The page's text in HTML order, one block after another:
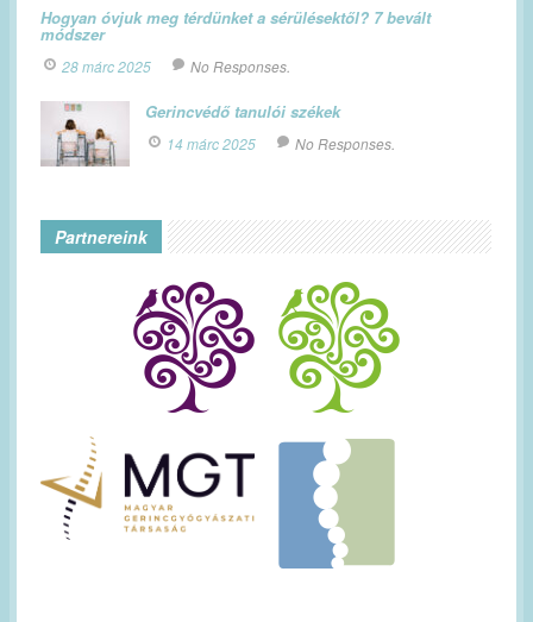
Hogyan óvjuk meg térdünket a sérülésektől? 7 bevált
módszer
28 márc 2025 No Responses.
Gerincvédő tanulói székek
14 márc 2025 No Responses.
Partnereink